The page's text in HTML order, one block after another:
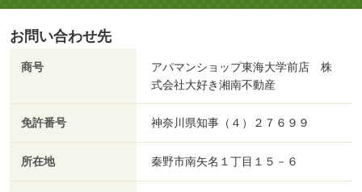
お問い合わせ先
商号
アパマンショップ東海大学前店 株
式会社大好き湘南不動産
免許番号 神奈川県知事（４）２７６９９
所在地 秦野市南矢名１丁目１５－６